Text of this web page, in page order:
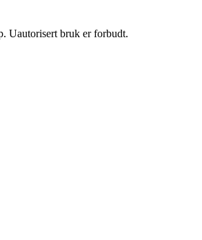
Uautorisert bruk er forbudt.